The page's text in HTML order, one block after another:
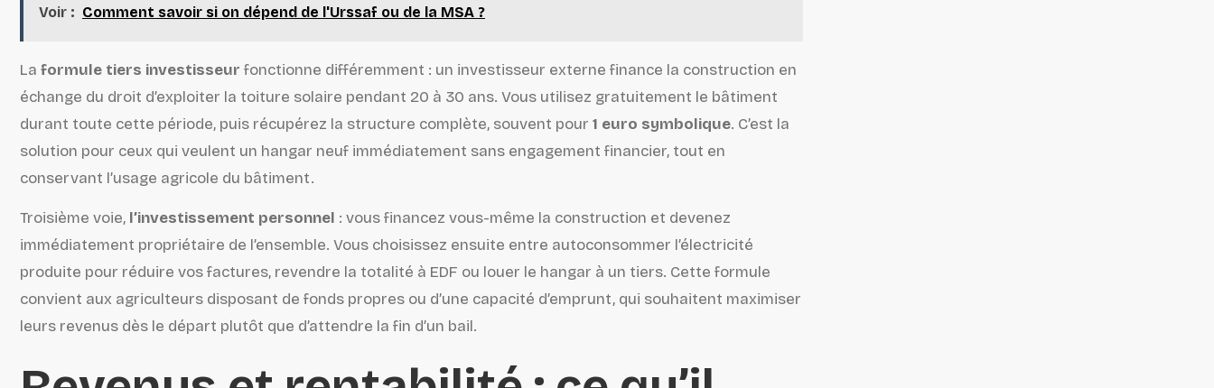
Voir : Comment savoir si on dépend de l'Urssaf ou de la MSA ?
La formule tiers investisseur fonctionne différemment : un investisseur externe finance la construction en
échange du droit d’exploiter la toiture solaire pendant 20 à 30 ans. Vous utilisez gratuitement le bâtiment
durant toute cette période, puis récupérez la structure complète, souvent pour 1 euro symbolique. C’est la
solution pour ceux qui veulent un hangar neuf immédiatement sans engagement financier, tout en
conservant l’usage agricole du bâtiment.
Troisième voie, l’investissement personnel : vous financez vous-même la construction et devenez
immédiatement propriétaire de l’ensemble. Vous choisissez ensuite entre autoconsommer l’électricité
produite pour réduire vos factures, revendre la totalité à EDF ou louer le hangar à un tiers. Cette formule
convient aux agriculteurs disposant de fonds propres ou d’une capacité d’emprunt, qui souhaitent maximiser
leurs revenus dès le départ plutôt que d’attendre la fin d’un bail.